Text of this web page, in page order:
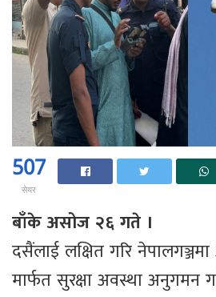
507
सेयर
बाँके असोज २६ गते ।
दसैंलाई लक्षित गरि
मार्फत सुरक्षा अवस्था अनुगमन